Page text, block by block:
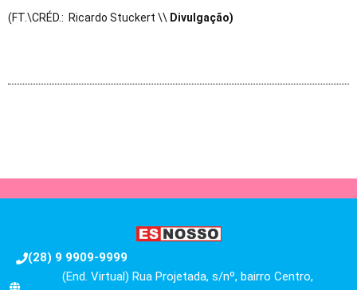
(FT.\CRÉD.: Ricardo Stuckert \\ Divulgação)
(28) 9 9909-9999
(End. Virtual) Rua Projetada, s/nº, bairro Centro,